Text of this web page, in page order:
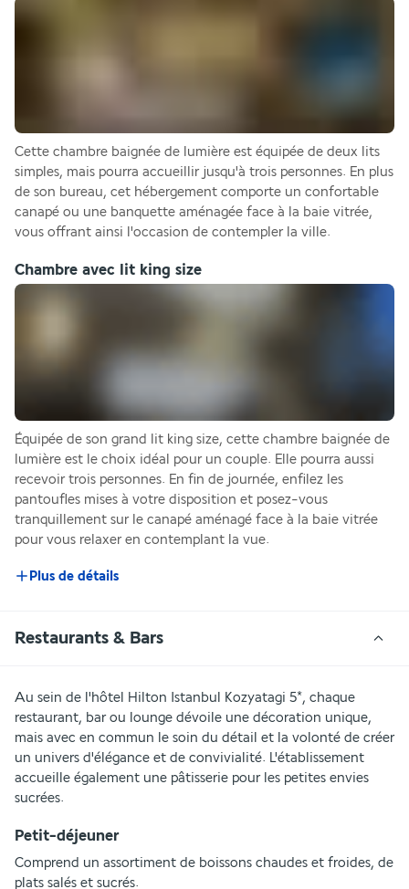
Cette chambre baignée de lumière est équipée de deux lits
simples, mais pourra accueillir jusqu'à trois personnes. En plus
de son bureau, cet hébergement comporte un confortable
canapé ou une banquette aménagée face à la baie vitrée,
vous offrant ainsi l'occasion de contempler la ville.
Chambre avec lit king size
Équipée de son grand lit king size, cette chambre baignée de
lumière est le choix idéal pour un couple. Elle pourra aussi
recevoir trois personnes. En fin de journée, enfilez les
pantoufles mises à votre disposition et posez-vous
tranquillement sur le canapé aménagé face à la baie vitrée
pour vous relaxer en contemplant la vue.
Plus de détails
Restaurants & Bars
Au sein de l'hôtel Hilton Istanbul Kozyatagi 5*, chaque
restaurant, bar ou lounge dévoile une décoration unique,
mais avec en commun le soin du détail et la volonté de créer
un univers d'élégance et de convivialité. L'établissement
accueille également une pâtisserie pour les petites envies
sucrées.
Petit-déjeuner
Comprend un assortiment de boissons chaudes et froides, de
plats salés et sucrés.